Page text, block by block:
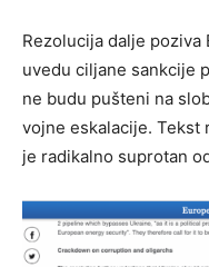
Rezolucija dalje poziva
uvedu ciljane sankcije
ne budu pušteni na
vojne eskalacije. Tekst
je radikalno suprotan